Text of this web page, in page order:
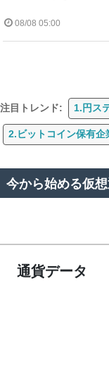
08/08 05:00
注目トレンド: 1.円ス
2.ビットコイン保有企
今から始める仮
通貨データ